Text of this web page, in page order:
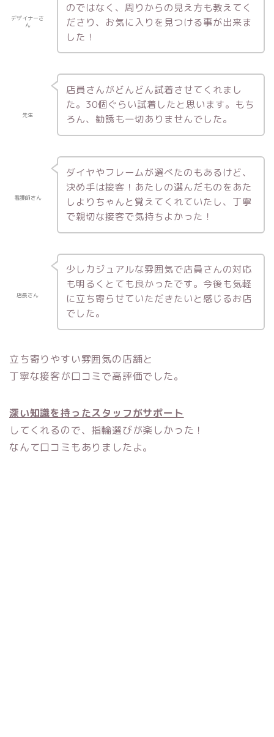
デザイナーさ
ん
のではなく、周りからの見え方も教えてく
ださり、お気に入りを見つける事が出来ま
した！
先生
店員さんがどんどん試着させてくれまし
た。30個ぐらい試着したと思います。もち
ろん、勧誘も一切ありませんでした。
看護師さん
ダイヤやフレームが選べたのもあるけど、
決め手は接客！あたしの選んだものをあた
しよりちゃんと覚えてくれていたし、丁寧
で親切な接客で気持ちよかった！
店長さん
少しカジュアルな雰囲気で店員さんの対応
も明るくとても良かったです。今後も気軽
に立ち寄らせていただきたいと感じるお店
でした。
立ち寄りやすい雰囲気の店舗と
丁寧な接客が口コミで高評価でした。
深い知識を持ったスタッフがサポート
してくれるので、指輪選びが楽しかった！
なんて口コミもありましたよ。